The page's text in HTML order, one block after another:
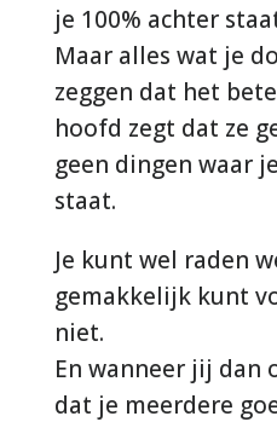
je 100% achter
Maar alles wat je
zeggen dat het
hoofd zegt dat ze
geen dingen waar
staat.
Je kunt wel raden
gemakkelijk kunt
niet.
En wanneer jij dan
dat je meerdere